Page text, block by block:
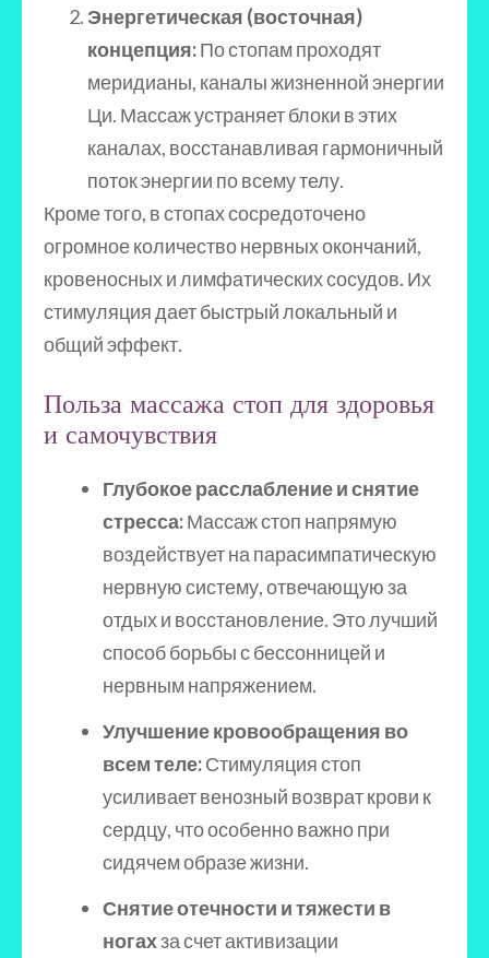
Энергетическая (восточная)
концепция:По стопам проходят
меридианы, каналы жизненной энергии
Ци. Массаж устраняет блоки в этих
каналах, восстанавливая гармоничный
поток энергии по всему телу.
Кроме того, в стопах сосредоточено
огромное количество нервных окончаний,
кровеносных и лимфатических сосудов. Их
стимуляция дает быстрый локальный и
общий эффект.
Польза массажа стоп для здоровья
и самочувствия
Глубокое расслабление и снятие
стресса:Массаж стоп напрямую
воздействует на парасимпатическую
нервную систему, отвечающую за
отдых и восстановление. Это лучший
способ борьбы с бессонницей и
нервным напряжением.
Улучшение кровообращения во
всем теле:Стимуляция стоп
усиливает венозный возврат крови к
сердцу, что особенно важно при
сидячем образе жизни.
Снятие отечности и тяжести в
ногахза счет активизации